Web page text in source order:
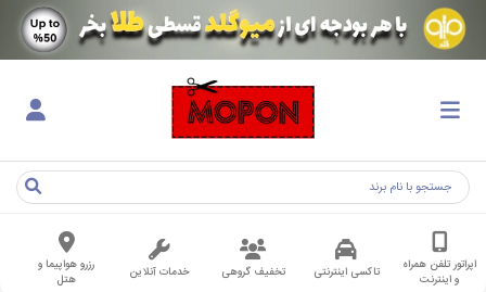
اپراتور تلفن همراه
و اینترنت
تاکسی اینترنتی تخفیف گروهی خدمات آنلاین
رزرو هواپیما و
هتل